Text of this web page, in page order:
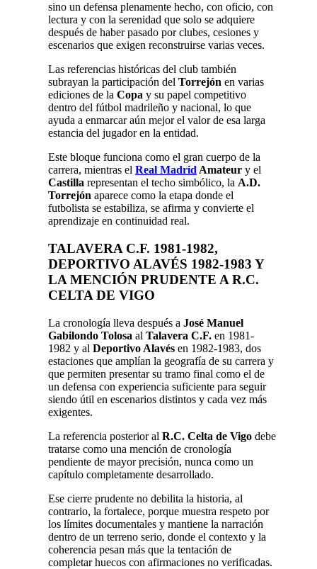
sino un defensa plenamente hecho, con oficio, con
lectura y con la serenidad que solo se adquiere
después de haber pasado por clubes, cesiones y
escenarios que exigen reconstruirse varias veces.
Las referencias históricas del club también
subrayan la participación del Torrejón en varias
ediciones de la Copa y su papel competitivo
dentro del fútbol madrileño y nacional, lo que
ayuda a enmarcar aún mejor el valor de esa larga
estancia del jugador en la entidad.
Este bloque funciona como el gran cuerpo de la
carrera, mientras el Real Madrid Amateur y el
Castilla representan el techo simbólico, la A.D.
Torrejón aparece como la etapa donde el
futbolista se estabiliza, se afirma y convierte el
aprendizaje en continuidad real.
TALAVERA C.F. 1981-1982,
DEPORTIVO ALAVÉS 1982-1983 Y
LA MENCIÓN PRUDENTE A R.C.
CELTA DE VIGO
La cronología lleva después a José Manuel
Gabilondo Tolosa al Talavera C.F. en 1981-
1982 y al Deportivo Alavés en 1982-1983, dos
estaciones que amplían la geografía de su carrera y
que permiten presentar su tramo final como el de
un defensa con experiencia suficiente para seguir
siendo útil en escenarios distintos y cada vez más
exigentes.
La referencia posterior al R.C. Celta de Vigo debe
tratarse como una mención de cronología
pendiente de mayor precisión, nunca como un
capítulo completamente desarrollado.
Ese cierre prudente no debilita la historia, al
contrario, la fortalece, porque muestra respeto por
los límites documentales y mantiene la narración
dentro de un terreno serio, donde el contexto y la
coherencia pesan más que la tentación de
completar huecos con afirmaciones no verificadas.